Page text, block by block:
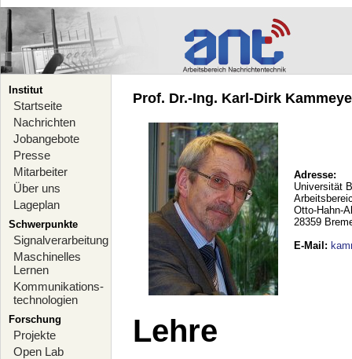
Institut
Startseite
Nachrichten
Jobangebote
Presse
Mitarbeiter
Über uns
Lageplan
Schwerpunkte
Signalverarbeitung
Maschinelles
Lernen
Kommunikations-
technologien
Forschung
Projekte
Open Lab
Prof. Dr.-Ing. Karl-Dirk
Adresse:
Universität
Otto-Hahn-
28359
E-Mail :
Lehre